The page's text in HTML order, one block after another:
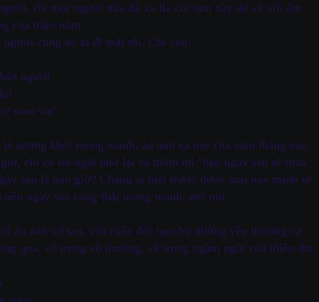
rồi một người nữa đã xa lìa cõi tạm này để về với âm
của trăm năm.
cũng bỏ ta đi mất rồi. Chỉ còn:
người
mua vui"
sương khói mong manh, ảo ảnh xa mờ của năm tháng nào
chỉ có tôi ngồi nhớ lại và thầm thì "hẹn ngày sau sẽ mua
sau là bao giờ? Chẳng ai biết trước được mai này mình sẽ
nên ngày sau cũng thật mong manh, mờ mịt.
ảo ảnh vỡ tan, với cuộc đời tạm bợ những yêu thương và
qua, về trong vô thường, về trong ngậm ngùi của thiên thu.